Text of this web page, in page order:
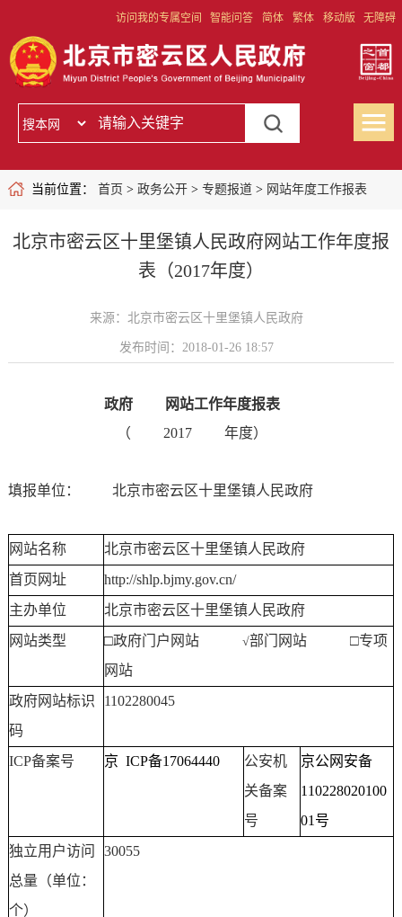
访问我的专属空间 智能问答 简体 繁体 移动版 无障碍
当前位置： 首页 > 政务公开> 专题报道> 网站年度工作报表
北京市密云区十里堡镇人民政府网站工作年度报
表（2017年度）
来源：北京市密云区十里堡镇人民政府
发布时间：2018-01-26 18:57
政府
网站工作年度报表
（
2017 年度）
填报单位： 北京市密云区十里堡镇人民政府
网站名称
北京市密云区十里堡镇人民政府
首页网址
http://shlp.bjmy.gov.cn/
主办单位
北京市密云区十里堡镇人民政府
网站类型
□政府门户网站 √部门网站 □专项
网站
政府网站标识
码
1102280045
ICP备案号 京 ICP备17064440
公安机
关备案
号
京公网安备
110228020100
01号
独立用户访问
总量（单位：
个）
30055